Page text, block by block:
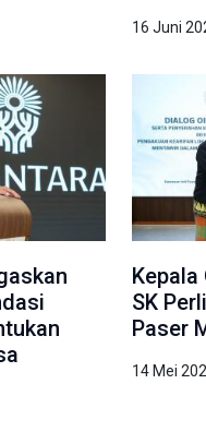
16 Juni
Kepala
SK
Paser
14 Mei